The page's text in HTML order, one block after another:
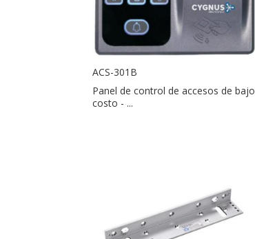
ACS-301B
Panel de control de accesos de bajo
costo - ...